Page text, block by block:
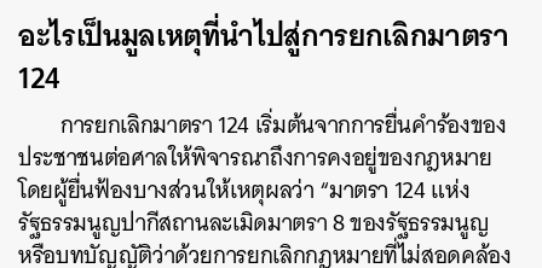
อะไรเป็นมูลเหตุที่นำไปสู่การยกเลิกมาตรา
124
การยกเลิกมาตรา 124 เริ่มต้นจากการยื่นคำร้องของ
ประชาชนต่อศาลให้พิจารณาถึงการคงอยู่ของกฎหมาย
โดยผู้ยื่นฟ้องบางส่วนให้เหตุผลว่า “มาตรา 124 แห่ง
รัฐธรรมนูญปากีสถานละเมิดมาตรา 8 ของรัฐธรรมนูญ
หรือบทบัญญัติว่าด้วยการยกเลิกกฎหมายที่ไม่สอดคล้อง